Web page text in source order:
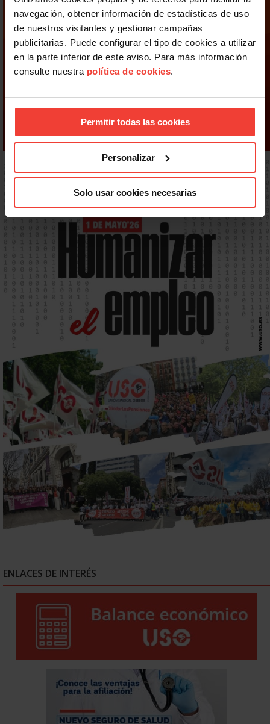
navegación, obtener información de estadísticas de uso
de nuestros visitantes y gestionar campañas
publicitarias. Puede configurar el tipo de cookies a utilizar
en la parte inferior de este aviso. Para más información
consulte nuestra política de cookies.
Permitir todas las cookies
Personalizar
Solo usar cookies necesarias
ENLACES DE INTERÉS